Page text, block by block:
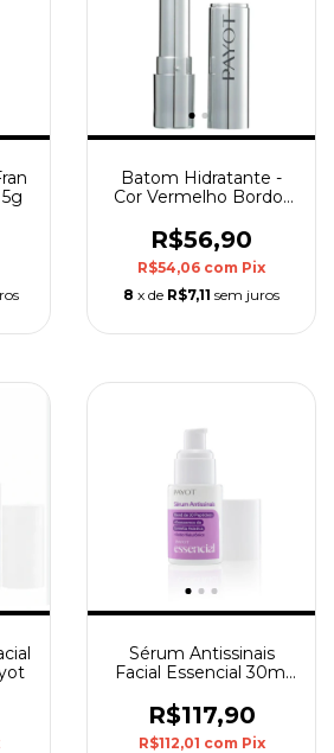
Batom Hidratante -
Cor Vermelho Bordo-
R$56,90
R$54,06 com Pix
8 x de R$7,11 sem juros
Sérum Antissinais
Facial Essencial 30ml
R$117,90
R$112,01 com Pix